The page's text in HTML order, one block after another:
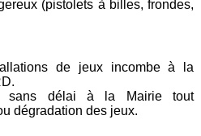
(pistolets à billes, frondes,
de jeux incombe à la
sans délai à la Mairie tout
dégradation des jeux.